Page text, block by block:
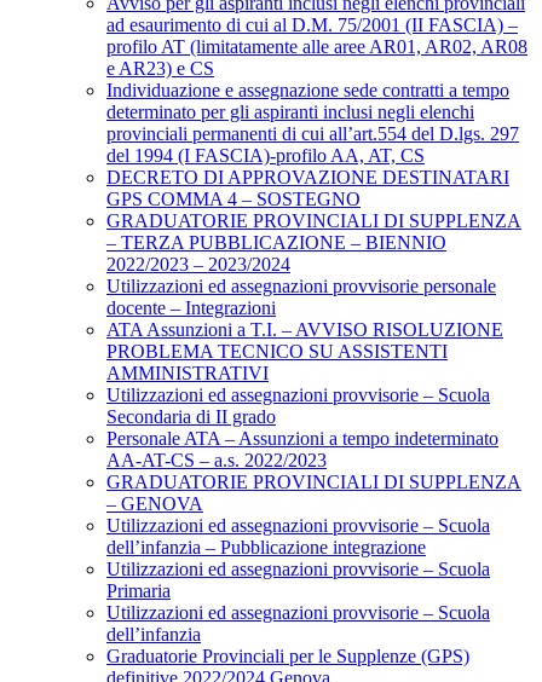
ad esaurimento di cui al D.M. 75/2001 (II FASCIA) –
profilo AT (limitatamente alle aree AR01, AR02, AR08
e AR23) e CS
Individuazione e assegnazione sede contratti a tempo
determinato per gli aspiranti inclusi negli elenchi
provinciali permanenti di cui all’art.554 del D.lgs. 297
del 1994 (I FASCIA)-profilo AA, AT, CS
DECRETO DI APPROVAZIONE DESTINATARI
GPS COMMA 4 – SOSTEGNO
GRADUATORIE PROVINCIALI DI SUPPLENZA
– TERZA PUBBLICAZIONE – BIENNIO
2022/2023 – 2023/2024
Utilizzazioni ed assegnazioni provvisorie personale
docente – Integrazioni
ATA Assunzioni a T.I. – AVVISO RISOLUZIONE
PROBLEMA TECNICO SU ASSISTENTI
AMMINISTRATIVI
Utilizzazioni ed assegnazioni provvisorie – Scuola
Secondaria di II grado
Personale ATA – Assunzioni a tempo indeterminato
AA-AT-CS – a.s. 2022/2023
GRADUATORIE PROVINCIALI DI SUPPLENZA
– GENOVA
Utilizzazioni ed assegnazioni provvisorie – Scuola
dell’infanzia – Pubblicazione integrazione
Utilizzazioni ed assegnazioni provvisorie – Scuola
Primaria
Utilizzazioni ed assegnazioni provvisorie – Scuola
dell’infanzia
Graduatorie Provinciali per le Supplenze (GPS)